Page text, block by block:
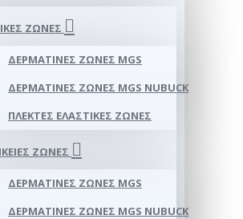
ΖΏΝΕΣ
ΔΕΡΜΆΤΙΝΕΣ ΖΏΝΕΣ MGS
ΔΕΡΜΆΤΙΝΕΣ ΖΏΝΕΣ MGS NUBUCK
ΠΛΕΚΤΈΣ ΕΛΑΣΤΙΚΈΣ ΖΏΝΕΣ
ΖΏΝΕΣ
ΔΕΡΜΆΤΙΝΕΣ ΖΏΝΕΣ MGS
ΔΕΡΜΆΤΙΝΕΣ ΖΏΝΕΣ MGS NUBUCK